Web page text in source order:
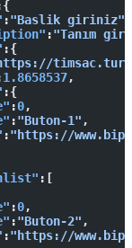
:"Baslik giriniz"
:"Tanım
:{
1.8658537,
:{
:0,
:"Buton-1" ,
:"https://
:[
:0,
:"Buton-2" ,
:"https://